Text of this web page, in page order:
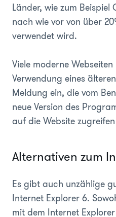
Länder, wie zum
nach wie vor von über
verwendet wird.
Viele moderne
Verwendung eines
Meldung ein, die vom
neue Version des
auf die Website
Alternativen zum
Es gibt auch unzählige
Internet Explorer 6.
mit dem Internet